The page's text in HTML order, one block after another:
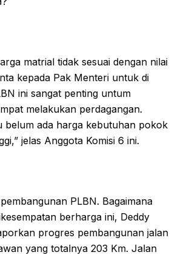
matrial tidak sesuai dengan nilai
kepada Pak Menteri untuk di
ini sangat penting untum
melakukan perdagangan.
belum ada harga kebutuhan pokok
jelas Anggota Komisi 6 ini.
PLBN. Bagaimana
berharga ini, Deddy
progres pembangunan jalan
yang totalnya 203 Km. Jalan